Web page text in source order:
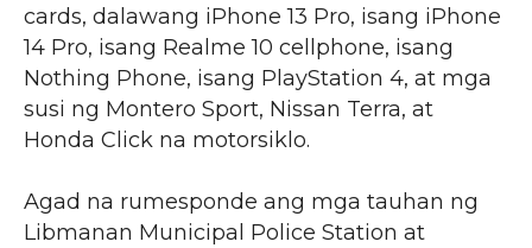
cards, dalawang iPhone 13 Pro, isang iPhone
14 Pro, isang Realme 10 cellphone, isang
Nothing Phone, isang PlayStation 4, at mga
susi ng Montero Sport, Nissan Terra, at
Honda Click na motorsiklo.
Agad na rumesponde ang mga tauhan ng
Libmanan Municipal Police Station at